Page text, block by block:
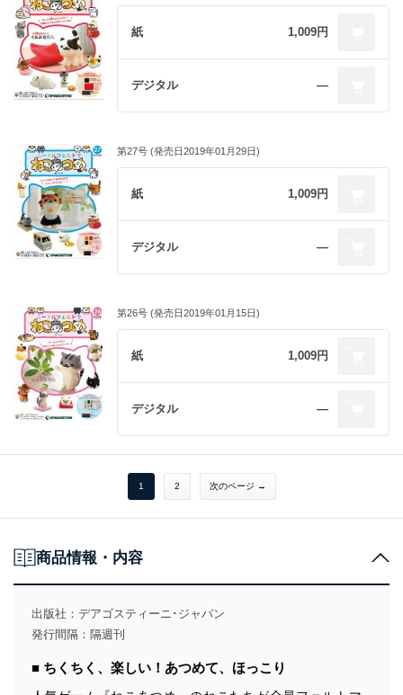
紙 1,009円
デジタル ―
第27号 (発売日2019年01月29日)
紙 1,009円
デジタル ―
第26号 (発売日2019年01月15日)
紙 1,009円
デジタル ―
1 2 次のページ →
商品情報・内容
出版社： デアゴスティーニ･ジャパン
発行間隔：隔週刊
■ ちくちく、楽しい！あつめて、ほっこり